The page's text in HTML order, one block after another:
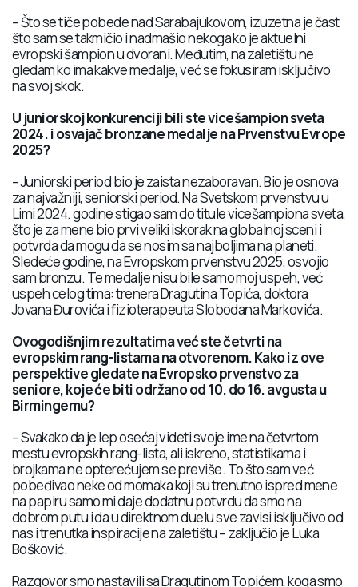
– Što se tiče pobede nad Sarabajukovom, izuzetna je čast
što sam se takmičio i nadmašio nekoga ko je aktuelni
evropski šampion u dvorani. Međutim, na zaletištu ne
gledam ko ima kakve medalje, već se fokusiram isključivo
na svoj skok.
U juniorskoj konkurenciji bili ste vicešampion sveta
2024. i osvajač bronzane medalje na Prvenstvu Evrope
2025?
– Juniorski period bio je zaista nezaboravan. Bio je osnova
za najvažniji, seniorski period. Na Svetskom prvenstvu u
Limi 2024. godine stigao sam do titule vicešampiona sveta,
što je za mene bio prvi veliki iskorak na globalnoj sceni i
potvrda da mogu da se nosim sa najboljima na planeti.
Sledeće godine, na Evropskom prvenstvu 2025, osvojio
sam bronzu. Te medalje nisu bile samo moj uspeh, već
uspeh celog tima: trenera Dragutina Topića, doktora
Jovana Đurovića i fizioterapeuta Slobodana Markovića.
Ovogodišnjim rezultatima već ste četvrti na
evropskim rang-listama na otvorenom. Kako iz ove
perspektive gledate na Evropsko prvenstvo za
seniore, koje će biti održano od 10. do 16. avgusta u
Birmingemu?
– Svakako da je lep osećaj videti svoje ime na četvrtom
mestu evropskih rang-lista, ali iskreno, statistikama i
brojkama ne opterećujem se previše. To što sam već
pobeđivao neke od momaka koji su trenutno ispred mene
na papiru samo mi daje dodatnu potvrdu da smo na
dobrom putu i da u direktnom duelu sve zavisi isključivo od
nas i trenutka inspiracije na zaletištu – zaključio je Luka
Bošković.
Razgovor smo nastavili sa Dragutinom Topićem, koga smo